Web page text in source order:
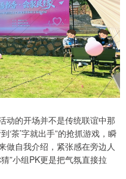
动的开场并不是传统联谊中那
‘茶’字就出手”的抢抓游戏，瞬
做自我介绍，紧张感在旁边人
”小组PK更是把气氛直接拉